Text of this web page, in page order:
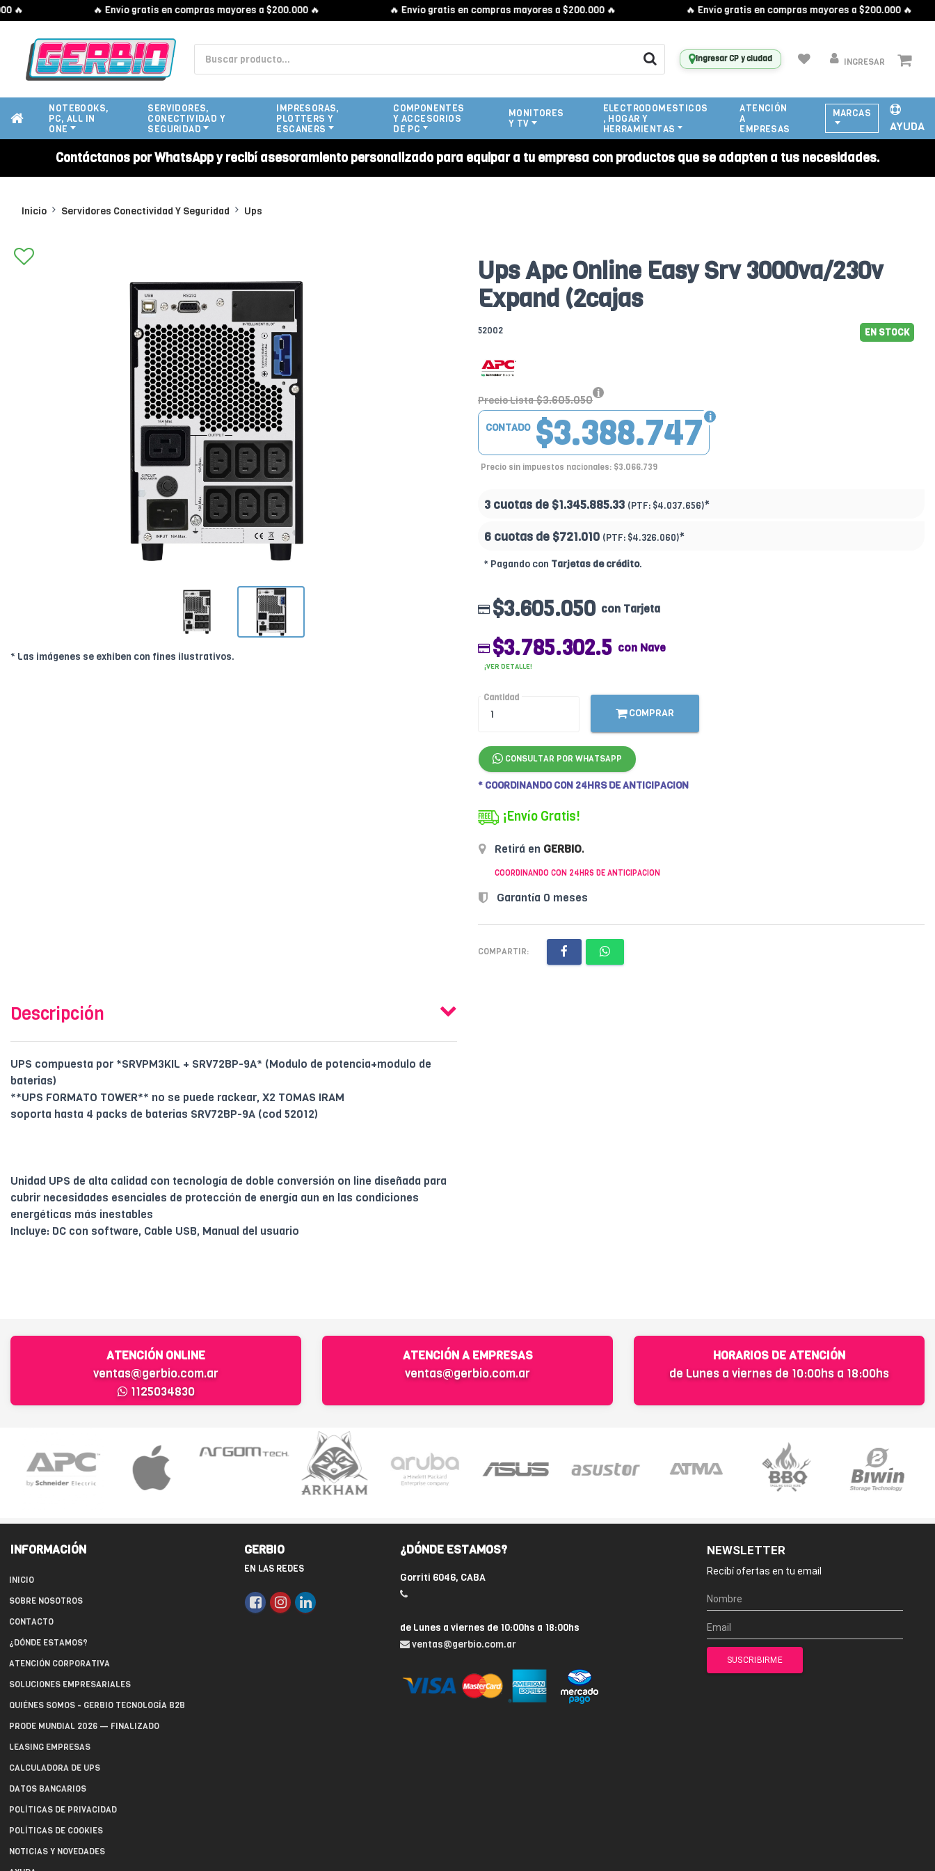
🔥 Envío gratis en compras mayores a $200.000 🔥 🔥 Envío gratis en compras mayores a $200.000 🔥 🔥 Envío gratis en compras mayores a $200.000 🔥
Ingresar CP y ciudad INGRESAR
NOTEBOOKS,
PC, ALL IN
ONE
SERVIDORES,
CONECTIVIDAD Y
SEGURIDAD
IMPRESORAS,
PLOTTERS Y
ESCANERS
COMPONENTES
Y ACCESORIOS
DE PC
MONITORES
Y TV
ELECTRODOMESTICOS
, HOGAR Y
HERRAMIENTAS
ATENCIÓN
A
EMPRESAS
MARCAS
AYUDA
Contáctanos por WhatsApp y recibí asesoramiento personalizado para equipar a tu empresa con productos que se adapten a tus necesidades.
Inicio Servidores Conectividad Y Seguridad Ups
* Las imágenes se exhiben con fines ilustrativos.
Ups Apc Online Easy Srv 3000va/230v
Expand (2cajas
52002 EN STOCK
Precio Lista $3.605.050
$3.388.747
CONTADO
Precio sin impuestos nacionales: $3.066.739
3 cuotas de $1.345.885.33 (PTF: $4.037.656)*
6 cuotas de $721.010 (PTF: $4.326.060)*
* Pagando con Tarjetas de crédito.
$3.605.050 con Tarjeta
$3.785.302.5 con Nave
¡VER DETALLE!
Cantidad
COMPRAR
CONSULTAR POR WHATSAPP
* COORDINANDO CON 24HRS DE ANTICIPACION
¡Envío Gratis!
Retirá en GERBIO.
COORDINANDO CON 24HRS DE ANTICIPACION
Garantía 0 meses
COMPARTIR:
Descripción
UPS compuesta por *SRVPM3KIL + SRV72BP-9A* (Modulo de potencia+modulo de
baterias)
**UPS FORMATO TOWER** no se puede rackear, X2 TOMAS IRAM
soporta hasta 4 packs de baterias SRV72BP-9A (cod 52012)
Unidad UPS de alta calidad con tecnología de doble conversión on line diseñada para
cubrir necesidades esenciales de protección de energía aun en las condiciones
energéticas más inestables
Incluye: DC con software, Cable USB, Manual del usuario
ATENCIÓN ONLINE
ventas@gerbio.com.ar
1125034830
ATENCIÓN A EMPRESAS
ventas@gerbio.com.ar
HORARIOS DE ATENCIÓN
de Lunes a viernes de 10:00hs a 18:00hs
INFORMACIÓN
INICIO
SOBRE NOSOTROS
CONTACTO
¿DÓNDE ESTAMOS?
ATENCIÓN CORPORATIVA
SOLUCIONES EMPRESARIALES
QUIÉNES SOMOS - GERBIO TECNOLOGÍA B2B
PRODE MUNDIAL 2026 — FINALIZADO
LEASING EMPRESAS
CALCULADORA DE UPS
DATOS BANCARIOS
POLÍTICAS DE PRIVACIDAD
POLÍTICAS DE COOKIES
NOTICIAS Y NOVEDADES
GERBIO
EN LAS REDES
¿DÓNDE ESTAMOS?
Gorriti 6046, CABA
de Lunes a viernes de 10:00hs a 18:00hs
ventas@gerbio.com.ar
NEWSLETTER
Recibí ofertas en tu email